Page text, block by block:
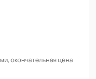
окончательная цена